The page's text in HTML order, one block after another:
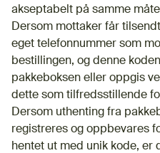
akseptabelt på samme
Dersom mottaker får
eget telefonnummer som
bestillingen, og denne
pakkeboksen eller oppgis
dette som tilfredsstillende
Dersom uthenting fra
registreres og oppbevares
hentet ut med unik kode, er